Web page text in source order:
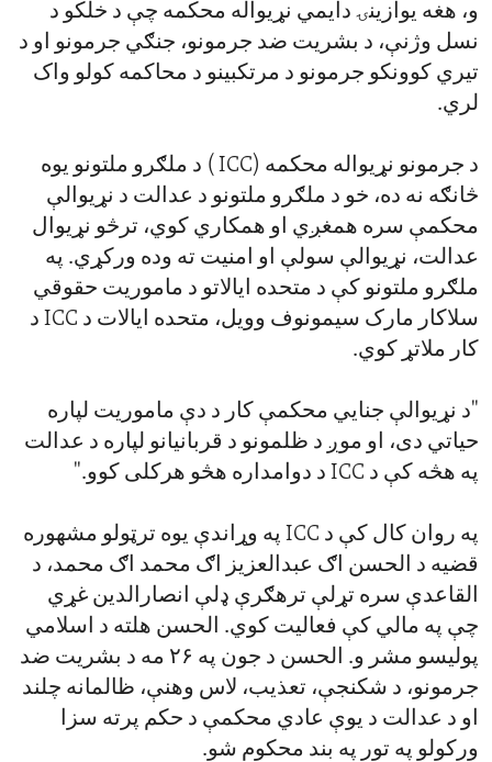
و، هغه یوازینۍ دایمي نړیواله محکمه چې د خلکو د
نسل وژنې، د بشریت ضد جرمونو، جنګي جرمونو او د
تیري کوونکو جرمونو د مرتکبینو د محاکمه کولو واک
لري.
د جرمونو نړیواله محکمه (ICC ) د ملګرو ملتونو یوه
څانګه نه ده، خو د ملګرو ملتونو د عدالت د نړیوالې
محکمې سره همغږي او همکاري کوي، ترڅو نړیوال
عدالت، نړیوالې سولې او امنیت ته وده ورکړي. په
ملګرو ملتونو کې د متحده ایالاتو د ماموریت حقوقي
سلاکار مارک سیمونوف وویل، متحده ایالات د ICC د
کار ملاتړ کوي.
"د نړیوالې جنایي محکمې کار د دې ماموریت لپاره
حیاتي دی، او موږ د ظلمونو د قربانیانو لپاره د عدالت
په هڅه کې د ICC د دوامداره هڅو هرکلی کوو."
په روان کال کې د ICC په وړاندې یوه ترټولو مشهوره
قضیه د الحسن اګ عبدالعزیز اګ محمد اګ محمد، د
القاعدې سره تړلې ترهګرې ډلې انصارالدین غړي
چې په مالي کې فعالیت کوي. الحسن هلته د اسلامي
پولیسو مشر و. الحسن د جون په ۲۶ مه د بشریت ضد
جرمونو، د شکنجې، تعذیب، لاس وهنې، ظالمانه چلند
او د عدالت د یوې عادي محکمې د حکم پرته سزا
ورکولو په تور په بند محکوم شو.